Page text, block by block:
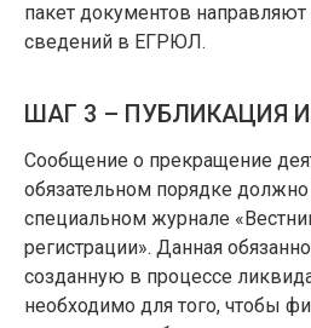
пакет документов
сведений в ЕГРЮЛ.
ШАГ 3 – ПУБЛИКАЦИЯ
Сообщение о прекращение
обязательном порядке
специальном журнале
регистрации». Данная
созданную в процессе
необходимо для того, чтобы